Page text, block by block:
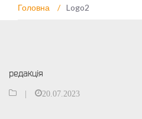
Головна / Logo2
редакція
20.07.2023